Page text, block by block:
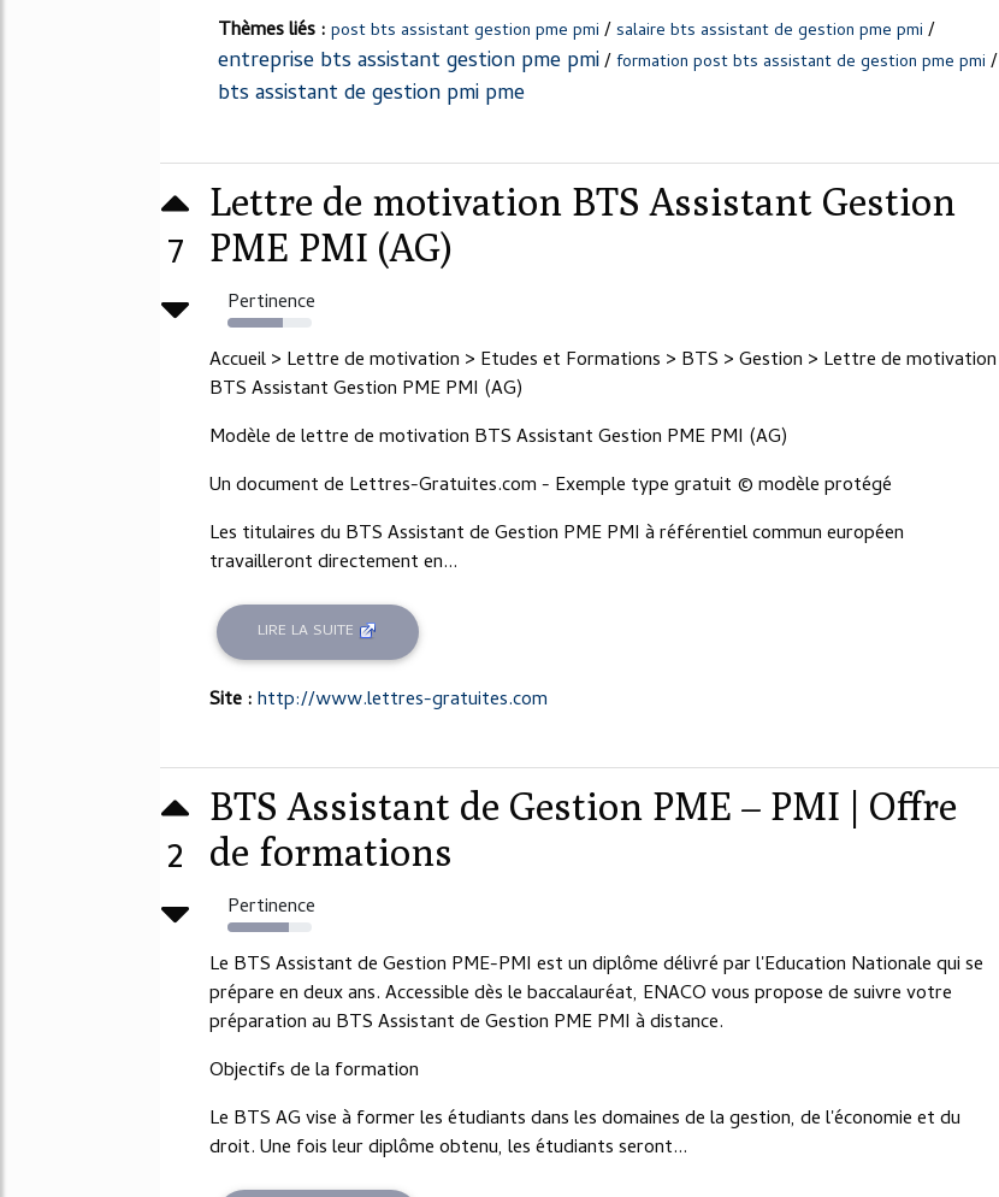
Thèmes liés : post bts assistant gestion pme pmi /salaire bts assistant de gestion pme pmi /
entreprise bts assistant gestion pme pmi/formation post bts assistant de gestion pme pmi /
bts assistant de gestion pmi pme
7
Lettre de motivation BTS Assistant Gestion
PME PMI (AG)
Pertinence
66%
Accueil > Lettre de motivation > Etudes et Formations > BTS > Gestion > Lettre de motivation
BTS Assistant Gestion PME PMI (AG)
Modèle de lettre de motivation BTS Assistant Gestion PME PMI (AG)
Un document de Lettres-Gratuites.com - Exemple type gratuit © modèle protégé
Les titulaires du BTS Assistant de Gestion PME PMI à référentiel commun européen
travailleront directement en...
LIRE LA SUITE
Site :http://www.lettres-gratuites.com
2
BTS Assistant de Gestion PME – PMI | Offre
de formations
Pertinence
73%
Le BTS Assistant de Gestion PME-PMI est un diplôme délivré par l'Education Nationale qui se
prépare en deux ans. Accessible dès le baccalauréat, ENACO vous propose de suivre votre
préparation au BTS Assistant de Gestion PME PMI à distance.
Objectifs de la formation
Le BTS AG vise à former les étudiants dans les domaines de la gestion, de l'économie et du
droit. Une fois leur diplôme obtenu, les étudiants seront...